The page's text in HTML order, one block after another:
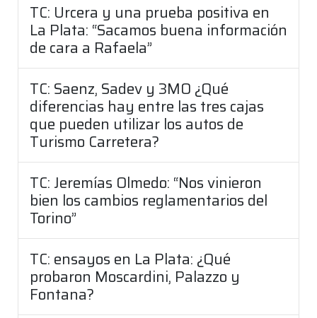
TC: Urcera y una prueba positiva en
La Plata: “Sacamos buena información
de cara a Rafaela”
TC: Saenz, Sadev y 3MO ¿Qué
diferencias hay entre las tres cajas
que pueden utilizar los autos de
Turismo Carretera?
TC: Jeremías Olmedo: “Nos vinieron
bien los cambios reglamentarios del
Torino”
TC: ensayos en La Plata: ¿Qué
probaron Moscardini, Palazzo y
Fontana?